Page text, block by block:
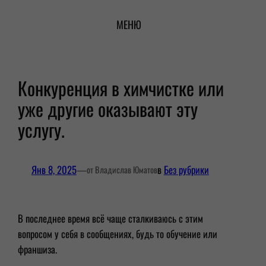
МЕНЮ
Конкуренция в химчистке или
уже другие оказывают эту
услугу.
Янв 8, 2025—от Владислав Юматовв Без рубрики
В последнее время всё чаще сталкиваюсь с этим
вопросом у себя в сообщениях, будь то обучение или
франшиза.